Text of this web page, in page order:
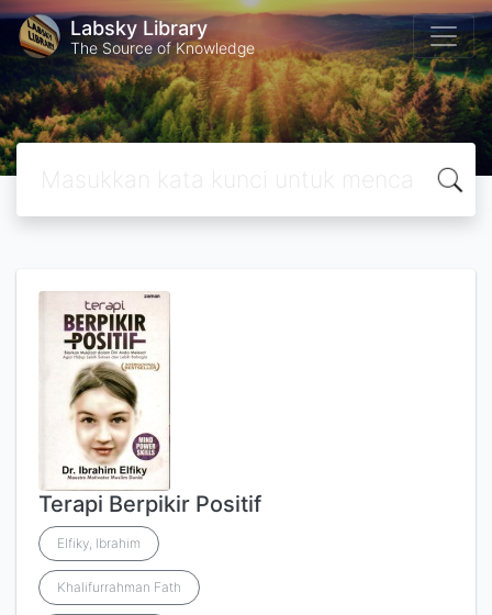
Labsky Library
The Source of Knowledge
Terapi Berpikir Positif
Elfiky, Ibrahim
Khalifurrahman Fath